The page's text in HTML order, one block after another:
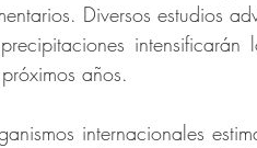
Diversos estudios
años.
internacionales